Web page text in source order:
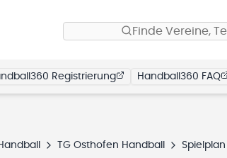
Finde Vereine,
Registrierung Handball360 FAQ
TG Osthofen Handball Spielplan